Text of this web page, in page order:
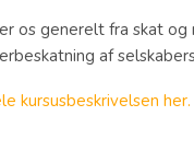
os generelt fra skat
af
kursusbeskrivelsen her.